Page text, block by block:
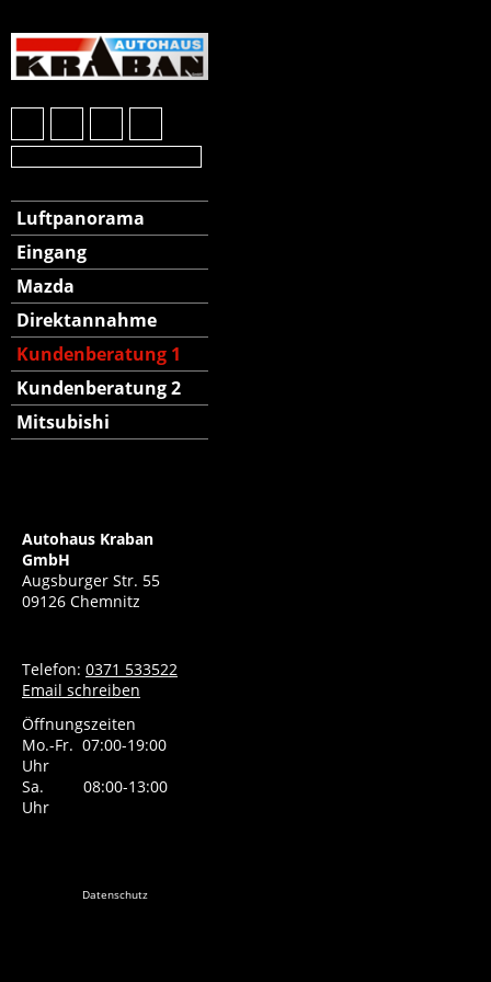
Luftpanorama
Eingang
Mazda
Direktannahme
Kundenberatung 1
Kundenberatung 2
Mitsubishi
Autohaus Kraban
GmbH
Augsburger Str. 55
09126 Chemnitz
Telefon: 0371 533522
Email schreiben
Öffnungszeiten
Mo.-Fr. 07:00-19:00
Uhr
Sa. 08:00-13:00
Uhr
Datenschutz